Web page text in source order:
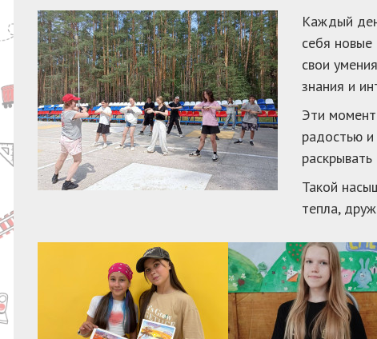
Каждый
себя новые
свои
знания и
Эти
радостью
Такой
тепла,